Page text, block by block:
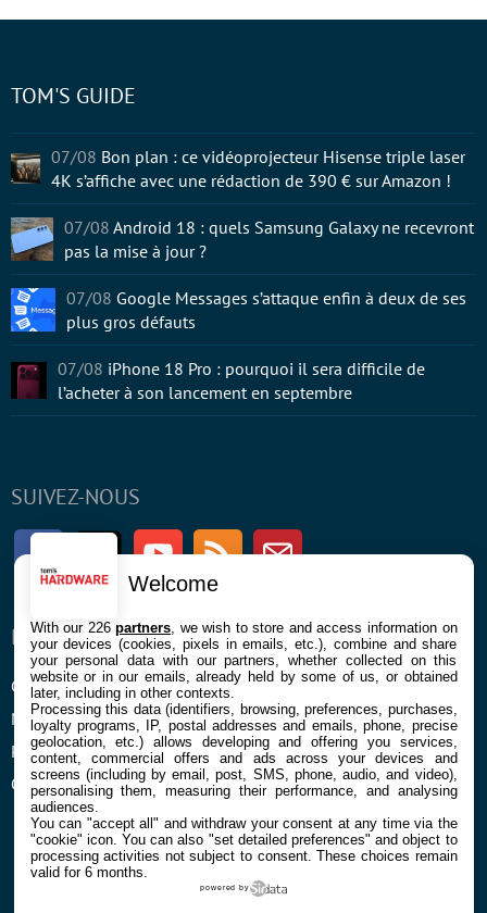
SUIVEZ-NOUS
FacebookTwitter Youtube RSS Newsletter
ENTREPRISE
Confidentialité et Cookies
Mentions légales et CGU
Préférences Cookies
Qui sommes nous
À PROPOS
Contact
TOM'S GUIDE
07/08 Bon plan : ce vidéoprojecteur Hisense triple laser
4K s’affiche avec une rédaction de 390 € sur Amazon !
07/08 Android 18 : quels Samsung Galaxy ne recevront
pas la mise à jour ?
07/08 Google Messages s’attaque enfin à deux de ses
plus gros défauts
07/08 iPhone 18 Pro : pourquoi il sera difficile de
l’acheter à son lancement en septembre
Welcome
With our 226partners , we wish to store and access information on
your devices (cookies, pixels in emails, etc.), combine and share
your personal data with our partners, whether collected on this
website or in our emails, already held by some of us, or obtained
later, including in other contexts.
Processing this data (identifiers, browsing, preferences, purchases,
loyalty programs, IP, postal addresses and emails, phone, precise
geolocation, etc.) allows developing and offering you services,
content, commercial offers and ads across your devices and
screens (including by email, post, SMS, phone, audio, and video),
personalising them, measuring their performance, and analysing
audiences.
You can "accept all" and withdraw your consent at any time via the
"cookie" icon. You can also "set detailed preferences" and object to
processing activities not subject to consent. These choices remain
valid for 6 months.
powered by